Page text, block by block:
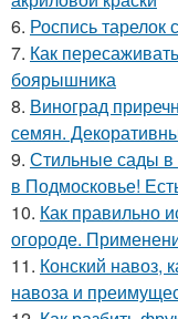
6. Роспись
7. Как
боярышника
8. Виноград
семян.
9. Стильные сады в
в Подмосковье!
10. Как правильно
огороде.
11. Конский навоз,
навоза и